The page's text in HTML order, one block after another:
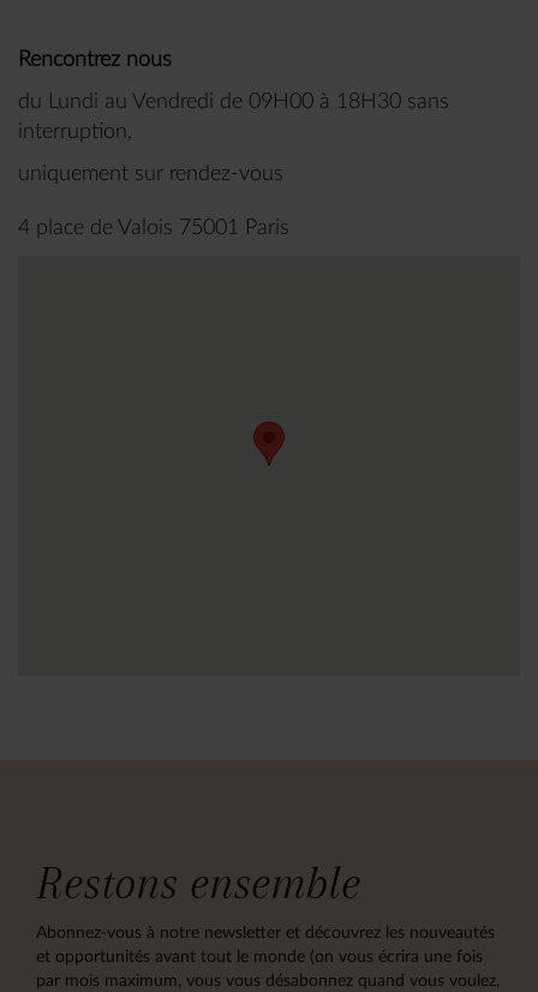
Rencontrez nous
du Lundi au Vendredi de 09H00 à 18H30 sans
interruption,
uniquement sur rendez-vous
4 place de Valois 75001 Paris
Restons ensemble
Abonnez-vous à notre newsletter et découvrez les nouveautés
et opportunités avant tout le monde (on vous écrira une fois
par mois maximum, vous vous désabonnez quand vous voulez,